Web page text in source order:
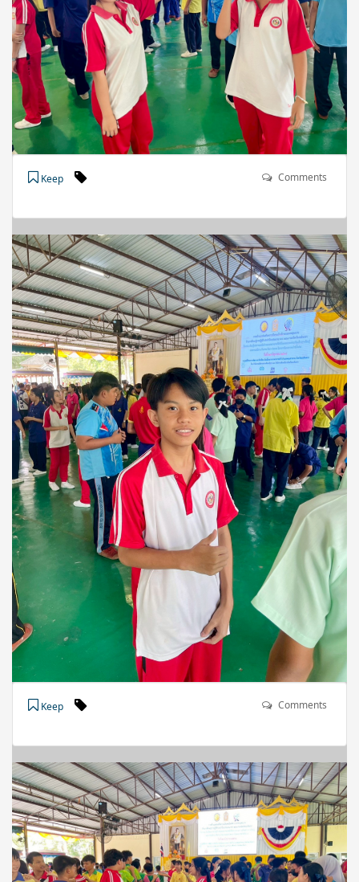
Keep Comments
Keep Comments